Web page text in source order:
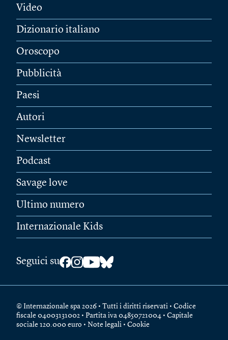
Video
Dizionario italiano
Oroscopo
Pubblicità
Paesi
Autori
Newsletter
Podcast
Savage love
Ultimo numero
Internazionale Kids
Seguici su
© Internazionale spa 2026 • Tutti i diritti riservati • Codice
fiscale 04003131002 • Partita iva 04850721004 • Capitale
sociale 120.000 euro • Note legali • Cookie